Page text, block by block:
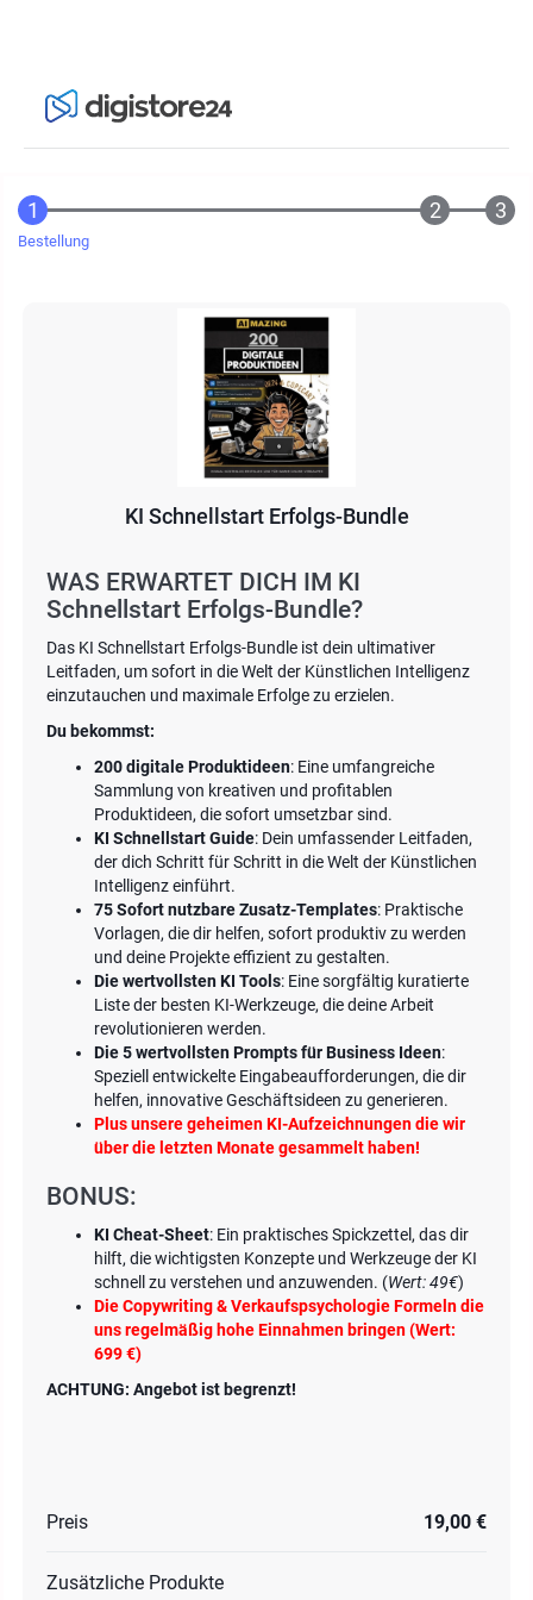
Bestellung
KI Schnellstart Erfolgs-Bundle
WAS ERWARTET DICH IM KI
Schnellstart Erfolgs-Bundle?
Das KI Schnellstart Erfolgs-Bundle ist dein ultimativer
Leitfaden, um sofort in die Welt der Künstlichen Intelligenz
einzutauchen und maximale Erfolge zu erzielen.
Du bekommst:
200 digitale Produktideen: Eine umfangreiche
Sammlung von kreativen und profitablen
Produktideen, die sofort umsetzbar sind.
KI Schnellstart Guide: Dein umfassender Leitfaden,
der dich Schritt für Schritt in die Welt der Künstlichen
Intelligenz einführt.
75 Sofort nutzbare Zusatz-Templates: Praktische
Vorlagen, die dir helfen, sofort produktiv zu werden
und deine Projekte effizient zu gestalten.
Die wertvollsten KI Tools: Eine sorgfältig kuratierte
Liste der besten KI-Werkzeuge, die deine Arbeit
revolutionieren werden.
Die 5 wertvollsten Prompts für Business Ideen:
Speziell entwickelte Eingabeaufforderungen, die dir
helfen, innovative Geschäftsideen zu generieren.
Plus unsere geheimen KI-Aufzeichnungen die wir
über die letzten Monate gesammelt haben!
BONUS:
KI Cheat-Sheet: Ein praktisches Spickzettel, das dir
hilft, die wichtigsten Konzepte und Werkzeuge der KI
schnell zu verstehen und anzuwenden. (Wert: 49€)
Die Copywriting & Verkaufspsychologie Formeln die
uns regelmäßig hohe Einnahmen bringen (Wert:
699 €)
ACHTUNG: Angebot ist begrenzt!
Preis 19,00 €
Zusätzliche Produkte